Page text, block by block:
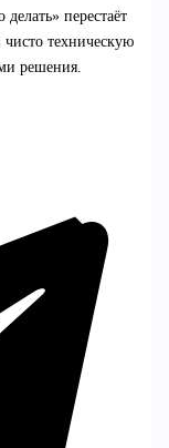
перестаёт
техническую
решения.